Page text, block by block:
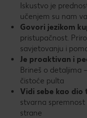
Iskustvo je
učenjem su nam
Govori jezikom
pristupačnost.
savjetovanju i
Je proaktivan i
Brineš o detaljima
čistoće pulta
Vidi sebe kao dio
stvarna
strane